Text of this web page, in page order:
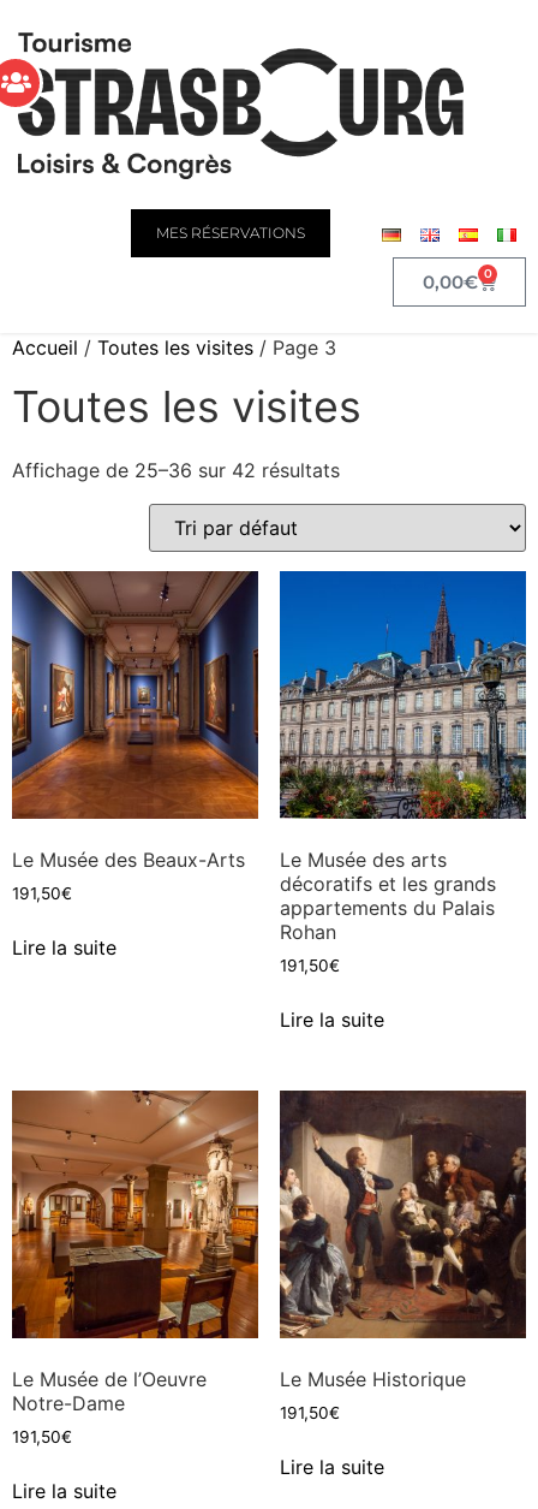
MES RÉSERVATIONS
0,00€ 0
Accueil / Toutes les visites / Page 3
Toutes les visites
Affichage de 25–36 sur 42 résultats
Le Musée des Beaux-Arts
191,50€
Lire la suite
Le Musée des arts
décoratifs et les grands
appartements du Palais
Rohan
191,50€
Lire la suite
Le Musée de l’Oeuvre
Notre-Dame
191,50€
Lire la suite
Le Musée Historique
191,50€
Lire la suite